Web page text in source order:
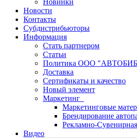
Новинки
Новости
Контакты
Субдистрибьюторы
Информация
Стать партнером
Статьи
Политика ООО
Доставка
Сертификаты и качество
Новый элемент
Маркетинг
Маркетинговые
Брендирование
Рекламно-
Видео